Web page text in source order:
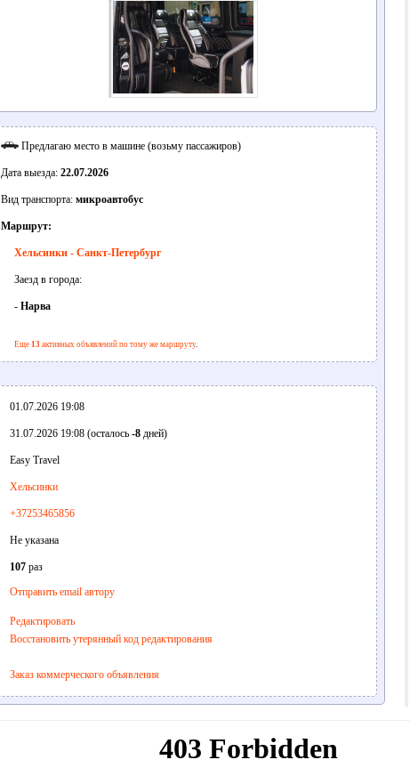
Предлагаю место в машине (возьму пассажиров)
Дата выезда: 22.07.2026
Вид транспорта: микроавтобус
Маршрут:
Хельсинки - Санкт-Петербург
Заезд в города:
- Нарва
Еще 13активных объявлений по тому же маршруту.
01.07.2026 19:08
31.07.2026 19:08 (осталось -8дней)
Easy Travel
Хельсинки
+37253465856
Не указана
107раз
Отправить email автору
Редактировать
Восстановить утерянный код редактирования
Заказ коммерческого объявления